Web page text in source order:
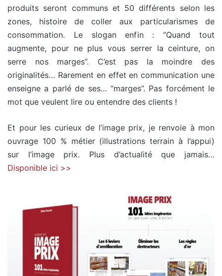
produits seront communs et 50 différents selon les
zones, histoire de coller aux particularismes de
consommation. Le slogan enfin : “Quand tout
augmente, pour ne plus vous serrer la ceinture, on
serre nos marges”. C’est pas la moindre des
originalités… Rarement en effet en communication une
enseigne a parlé de ses… “marges”. Pas forcément le
mot que veulent lire ou entendre des clients !
Et pour les curieux de l’image prix, je renvoie à mon
ouvrage 100 % métier (illustrations terrain à l’appui)
sur l’image prix. Plus d’actualité que jamais…
Disponible ici >>